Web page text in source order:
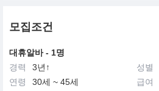
모집조건
대휴알바 - 1명
경력
3년↑ 성별
연령
30세 ~ 45세 급여